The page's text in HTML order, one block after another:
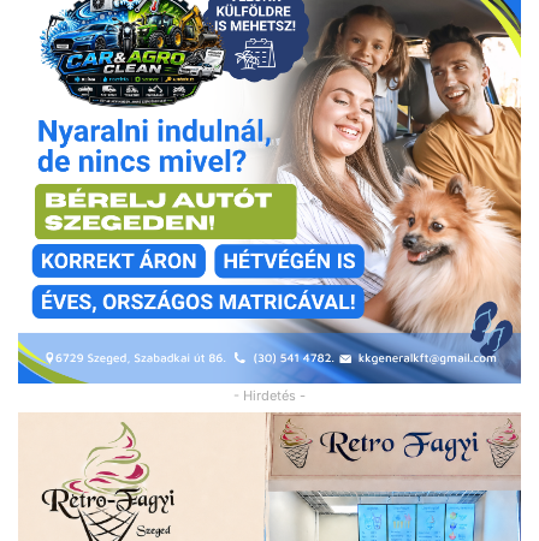
- Hirdetés -